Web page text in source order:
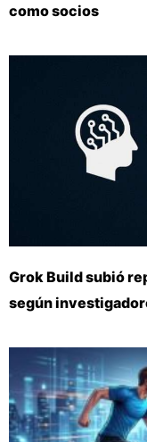
como socios
Grok Build subió
según